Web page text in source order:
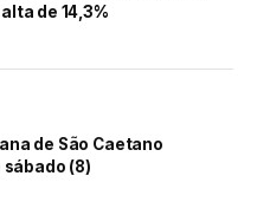
de 14,3%
de São Caetano
(8)